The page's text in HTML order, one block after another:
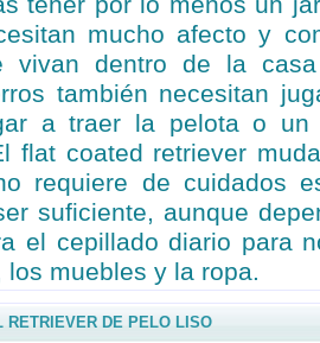
mucho afecto y
vivan dentro de la
también necesitan
a traer la pelota o
flat coated retriever
requiere de cuidados
suficiente, aunque
el cepillado diario para
muebles y la ropa.
RETRIEVER DE PELO LISO